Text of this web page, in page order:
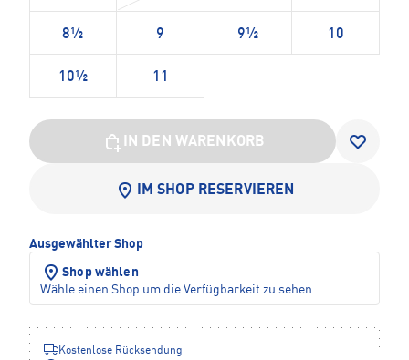
8½ 9 9½ 10
10½ 11
IN DEN WARENKORB
IM SHOP RESERVIEREN
Ausgewählter Shop
Shop wählen
Wähle einen Shop um die Verfügbarkeit zu sehen
Kostenlose Rücksendung